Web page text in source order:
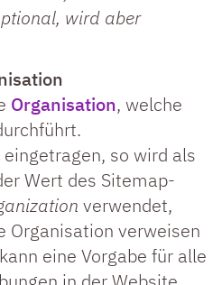
wird aber
Organisation, welche
so wird als
Wert des Sitemap-
verwendet,
Organisation verweisen
eine Vorgabe für alle